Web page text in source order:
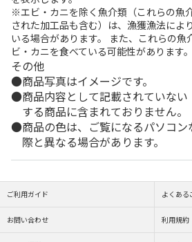
※エビ・カニを除く魚介類（これらの魚
された加工品も含む）は、漁獲漁法によ
いる場合があります。 また、これらの魚
ビ・カニを食べている可能性があります。
その他
商品写真はイメージです。
商品内容として記載されていな
する商品に含まれておりません。
商品の色は、ご覧になるパソコ
際と異なる場合があります。
ご利用ガイド よくある
お問い合わせ 利用規約